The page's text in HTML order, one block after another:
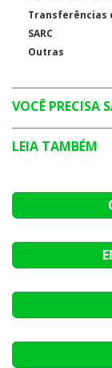
Transferências
SARC
Outras
VOCÊ PRECISA
LEIA TAMBÉM